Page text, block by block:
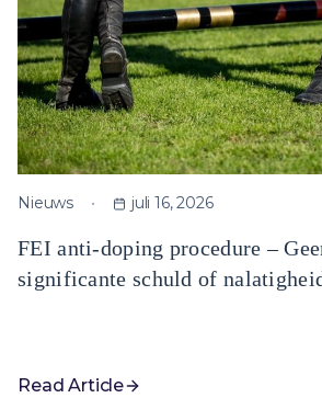
Nieuws juli 16, 2026
FEI anti-doping procedure –
significante schuld of
Read Article